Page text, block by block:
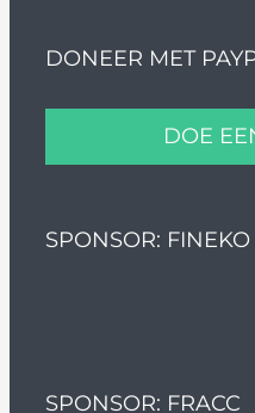
DONEER MET
DOE
SPONSOR: FINEKO
SPONSOR: FRACC